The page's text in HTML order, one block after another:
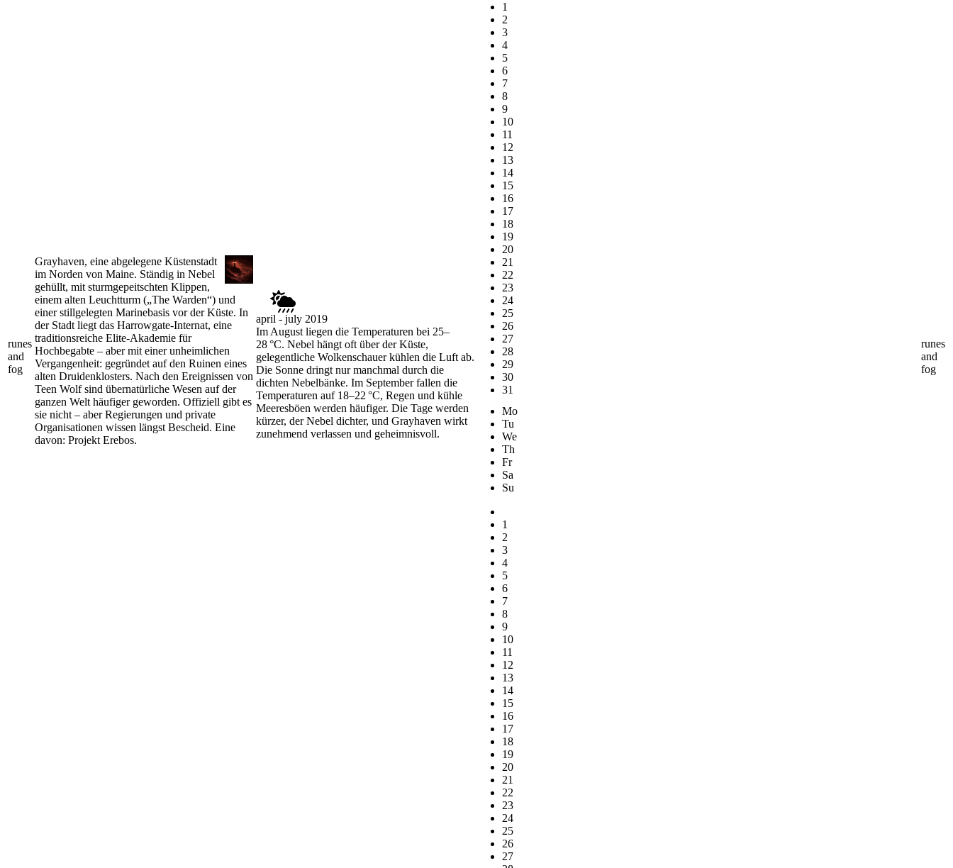
runes
and
fog
Grayhaven, eine abgelegene Küstenstadt
im Norden von Maine. Ständig in Nebel
gehüllt, mit sturmgepeitschten Klippen,
einem alten Leuchtturm („The Warden“) und
einer stillgelegten Marinebasis vor der Küste. In
der Stadt liegt das Harrowgate-Internat, eine
traditionsreiche Elite-Akademie für
Hochbegabte – aber mit einer unheimlichen
Vergangenheit: gegründet auf den Ruinen eines
alten Druidenklosters. Nach den Ereignissen von
Teen Wolf sind übernatürliche Wesen auf der
ganzen Welt häufiger geworden. Offiziell gibt es
sie nicht – aber Regierungen und private
Organisationen wissen längst Bescheid. Eine
davon: Projekt Erebos.
april - july 2019
Im August liegen die Temperaturen bei 25–
28 °C. Nebel hängt oft über der Küste,
gelegentliche Wolkenschauer kühlen die Luft ab.
Die Sonne dringt nur manchmal durch die
dichten Nebelbänke. Im September fallen die
Temperaturen auf 18–22 °C, Regen und kühle
Meeresböen werden häufiger. Die Tage werden
kürzer, der Nebel dichter, und Grayhaven wirkt
zunehmend verlassen und geheimnisvoll.
1
2
3
4
5
6
7
8
9
10
11
12
13
14
15
16
17
18
19
20
21
22
23
24
25
26
27
28
29
30
31
Mo
Tu
We
Th
Fr
Sa
Su
1
2
3
4
5
6
7
8
9
10
11
12
13
14
15
16
17
18
19
20
21
22
23
24
25
26
27
runes
and
fog